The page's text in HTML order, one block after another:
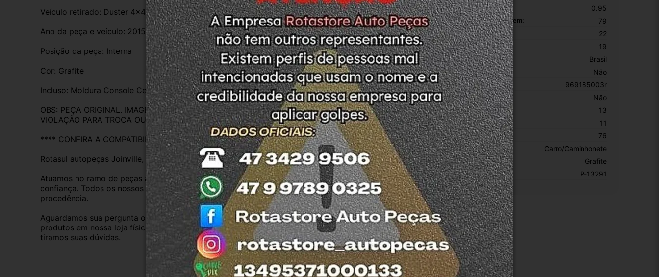
Veículo retirado: Duster 4×4
Ano da peça e veículo: 2015
Posição da peça: Interna
Cor: Grafite
Incluso: Moldura Console Central Duster 4×4 2.0 16v 2015
OBS: PEÇA ORIGINAL. IMAGENS REAIS DO PRODUTO. PEÇA COM ETIQUETA DE LACRE SEM
VIOLAÇÃO PARA TROCA OU DEVOLUÇÃO. EM CASO DE DÚVIDAS ESTAMOS A DISPOSIÇÃO
**** CONFIRA A COMPATIBILIDADE ****
Rotasul autopeças Joinville, empresa credenciada no DETRAN do estado de SC.
Atuamos no ramo de peças automotivas usadas desde 2011 com total credibilidade e
confiança. Todos os nossos veículos são baixados no Detran. Produtos com nota fiscal e
procedência.
Aguardamos sua pergunta ou compra e atenderemos o quanto antes. Aceitamos retirada dos
produtos em nossa loja física também, basta entrar em contato com a equipe Rotasul e
tiramos suas dúvidas.
Peso Da Embalagem: 0.95
Comprimento Da Embalagem: 79
Largura Da Embalagem: 22
Altura Da Embalagem: 19
Origem: Brasil
É Dobrável: Não
Número De Peça: 969185003r
Com Altura Ajustável: Não
Largura: 13
Altura: 11
Comprimento: 76
Tipo De Veículo: Carro/Caminhonete
Cor: Grafite
SKU: P-13291